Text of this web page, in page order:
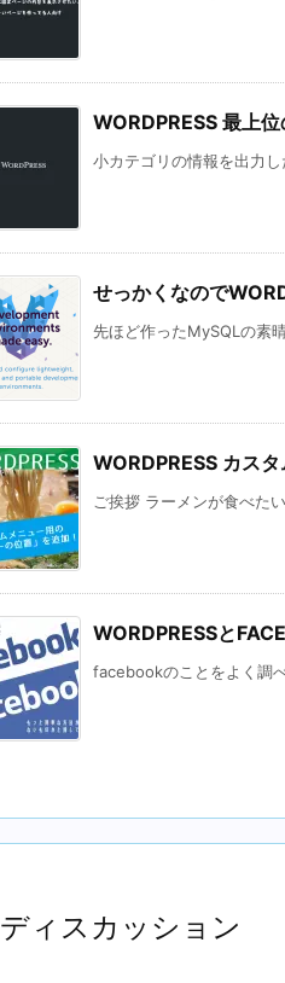
WORDPRESS 最上
小カテゴリの情報を出力
せっかくなので
先ほど作ったMySQLの素
WORDPRESS カス
ご挨拶 ラーメンが食べた
WORDPRESSと
facebookのことをよく調
ディスカッション